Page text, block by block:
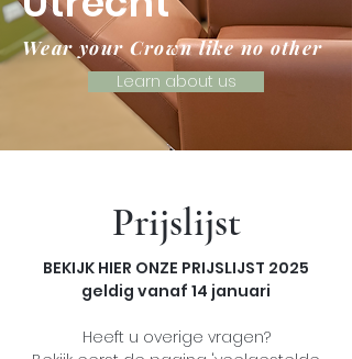
Wear your Crown like no other
Learn about us
Prijslijst
BEKIJK HIER ONZE PRIJSLIJST 2025
geldig vanaf 14 januari
Heeft u overige vragen?